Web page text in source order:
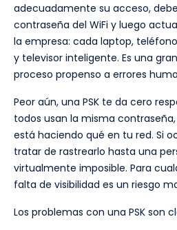
adecuadamente su acceso,
contraseña del WiFi y luego
la empresa: cada laptop,
y televisor inteligente. Es una
proceso propenso a errores
Peor aún, una PSK te da cero
todos usan la misma
está haciendo qué en tu red. Si
tratar de rastrearlo hasta una
virtualmente imposible. Para
falta de visibilidad es un riesgo
Los problemas con una PSK son